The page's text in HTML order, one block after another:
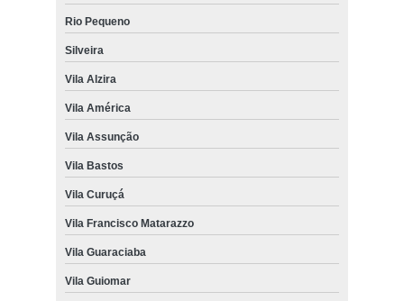
Rio Pequeno
Silveira
Vila Alzira
Vila América
Vila Assunção
Vila Bastos
Vila Curuçá
Vila Francisco Matarazzo
Vila Guaraciaba
Vila Guiomar